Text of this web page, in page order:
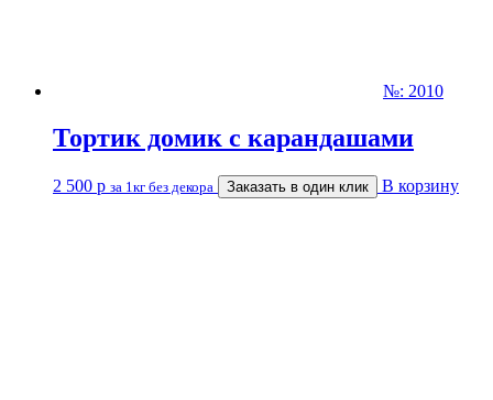
№: 2010
Тортик домик с карандашами
2 500 р за 1кг без декора Заказать в один клик В корзину